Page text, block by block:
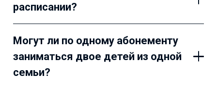
расписании?
Могут ли по одному абонементу
заниматься двое детей из одной
семьи?